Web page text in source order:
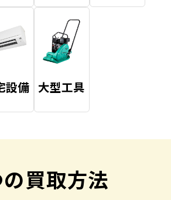
設備 大型工具
買取方法